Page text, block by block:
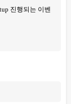
진행되는 이벤